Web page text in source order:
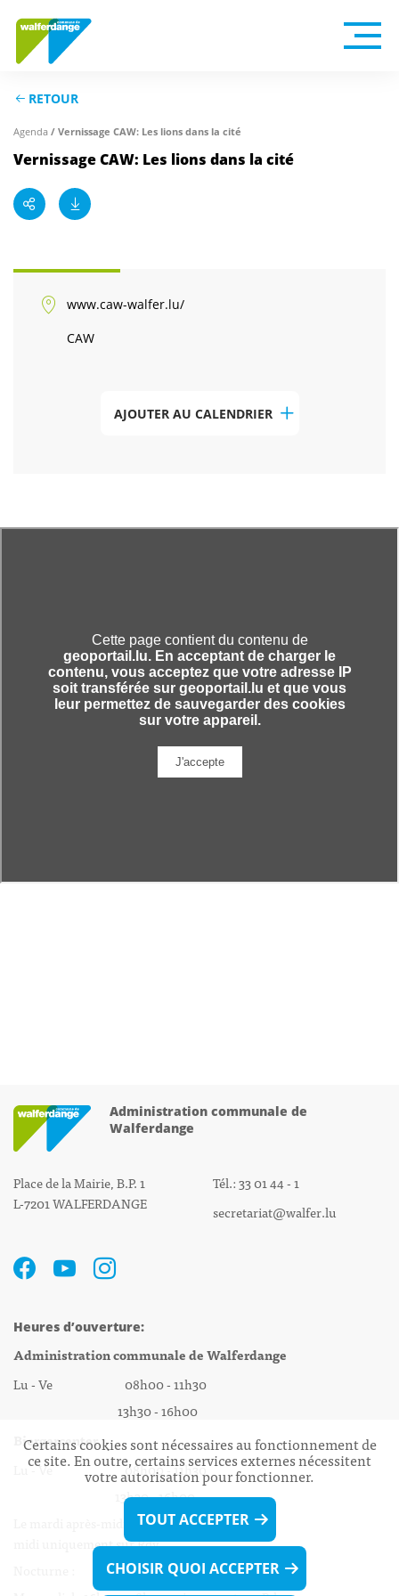
RETOUR
Agenda / Vernissage CAW: Les lions dans la cité
Vernissage CAW: Les lions dans la cité
www.caw-walfer.lu/
CAW
AJOUTER AU CALENDRIER
Administration communale de
Walferdange
Place de la Mairie, B.P. 1
L-7201 WALFERDANGE
Tél.: 33 01 44 - 1
secretariat@walfer.lu
Heures d’ouverture:
Administration communale de Walferdange
Lu - Ve 08h00 - 11h30
13h30 - 16h00
Biergercenter
Lu - Ve 08h00 - 11h30
13h30 - 16h00
Le mardi après-midi et le vendredi après-
midi uniquement sur Rdv.
Certains cookies sont nécessaires au fonctionnement de
ce site. En outre, certains services externes nécessitent
votre autorisation pour fonctionner.
TOUT ACCEPTER
CHOISIR QUOI ACCEPTER